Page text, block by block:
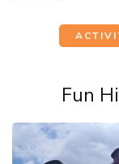
Fun